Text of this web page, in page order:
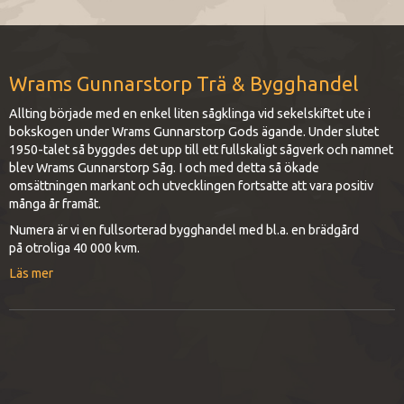
Wrams Gunnarstorp Trä & Bygghandel
Allting började med en enkel liten sågklinga vid sekelskiftet ute i
bokskogen under Wrams Gunnarstorp Gods ägande. Under slutet
1950-talet så byggdes det upp till ett fullskaligt sågverk och namnet
blev Wrams Gunnarstorp Såg. I och med detta så ökade
omsättningen markant och utvecklingen fortsatte att vara positiv
många år framåt.
Numera är vi en fullsorterad bygghandel med bl.a. en brädgård
på otroliga 40 000 kvm.
Läs mer